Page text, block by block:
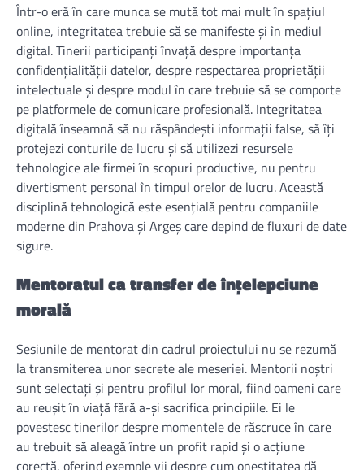
Într-o eră în care munca se mută tot mai mult în spațiul
online, integritatea trebuie să se manifeste și în mediul
digital. Tinerii participanți învață despre importanța
confidențialității datelor, despre respectarea proprietății
intelectuale și despre modul în care trebuie să se comporte
pe platformele de comunicare profesională. Integritatea
digitală înseamnă să nu răspândești informații false, să îți
protejezi conturile de lucru și să utilizezi resursele
tehnologice ale firmei în scopuri productive, nu pentru
divertisment personal în timpul orelor de lucru. Această
disciplină tehnologică este esențială pentru companiile
moderne din Prahova și Argeș care depind de fluxuri de date
sigure.
Mentoratul ca transfer de înțelepciune
morală
Sesiunile de mentorat din cadrul proiectului nu se rezumă
la transmiterea unor secrete ale meseriei. Mentorii noștri
sunt selectați și pentru profilul lor moral, fiind oameni care
au reușit în viață fără a-și sacrifica principiile. Ei le
povestesc tinerilor despre momentele de răscruce în care
au trebuit să aleagă între un profit rapid și o acțiune